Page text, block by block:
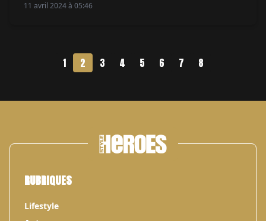
retenir quelques frissons. .. et avoir une pensée émue
11 avril 2024 à 05:46
1 2 3 4 5 6 7 8
RUBRIQUES
Lifestyle